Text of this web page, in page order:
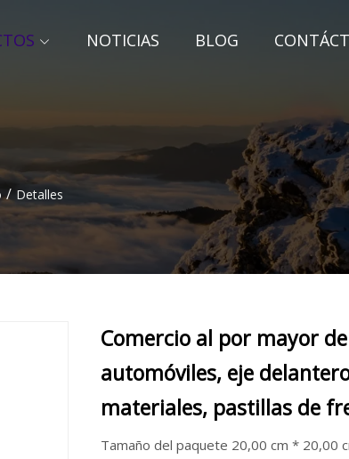
NOTICIAS BLOG
/ Detalles
Comercio al por mayor
automóviles, eje
materiales, pastillas de
Tamaño del paquete 20,00 cm * 20,00